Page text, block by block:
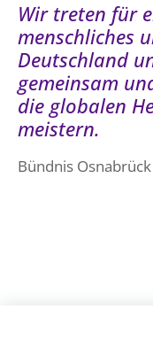
Wir treten für
menschliches
Deutschland
gemeinsam
die globalen
meistern.
Bündnis Osnabrück